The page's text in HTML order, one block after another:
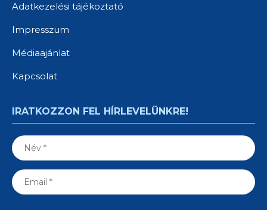
Adatkezelési tájékoztató
Impresszum
Médiaajánlat
Kapcsolat
IRATKOZZON FEL HÍRLEVELÜNKRE!